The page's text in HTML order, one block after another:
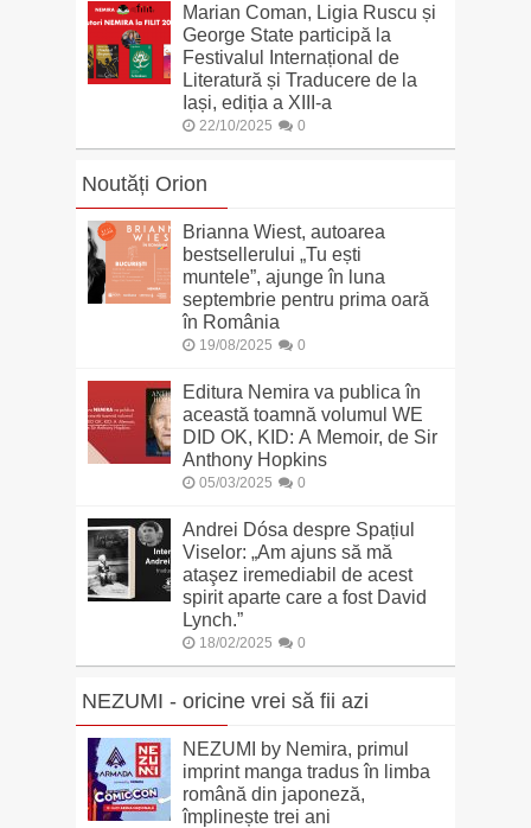
Marian Coman, Ligia Ruscu și
George State participă la
Festivalul Internațional de
Literatură și Traducere de la
Iași, ediția a XIII-a
22/10/2025 0
Noutăți Orion
Brianna Wiest, autoarea
bestsellerului „Tu ești
muntele”, ajunge în luna
septembrie pentru prima oară
în România
19/08/2025 0
Editura Nemira va publica în
această toamnă volumul WE
DID OK, KID: A Memoir, de Sir
Anthony Hopkins
05/03/2025 0
Andrei Dósa despre Spațiul
Viselor: „Am ajuns să mă
ataşez iremediabil de acest
spirit aparte care a fost David
Lynch.”
18/02/2025 0
NEZUMI - oricine vrei să fii azi
NEZUMI by Nemira, primul
imprint manga tradus în limba
română din japoneză,
împlinește trei ani